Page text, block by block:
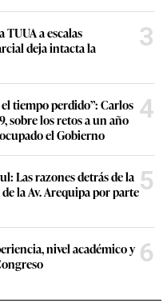
a escalas
deja intacta la
3
tiempo perdido”: Carlos
sobre los retos a un año
el Gobierno
4
Las razones detrás de la
la Av. Arequipa por parte5
nivel académico y 6